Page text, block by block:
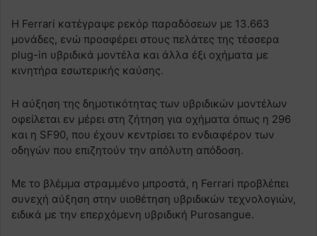
Η Ferrari κατέγραψε ρεκόρ παραδόσεων με 13.663
μονάδες, ενώ προσφέρει στους πελάτες της τέσσερα
plug-in υβριδικά μοντέλα και άλλα έξι οχήματα με
κινητήρα εσωτερικής καύσης.
Η αύξηση της δημοτικότητας των υβριδικών μοντέλων
οφείλεται εν μέρει στη ζήτηση για οχήματα όπως η 296
και η SF90, που έχουν κεντρίσει το ενδιαφέρον των
οδηγών που επιζητούν την απόλυτη απόδοση.
Με το βλέμμα στραμμένο μπροστά, η Ferrari προβλέπει
συνεχή αύξηση στην υιοθέτηση υβριδικών τεχνολογιών,
ειδικά με την επερχόμενη υβριδική Purosangue.